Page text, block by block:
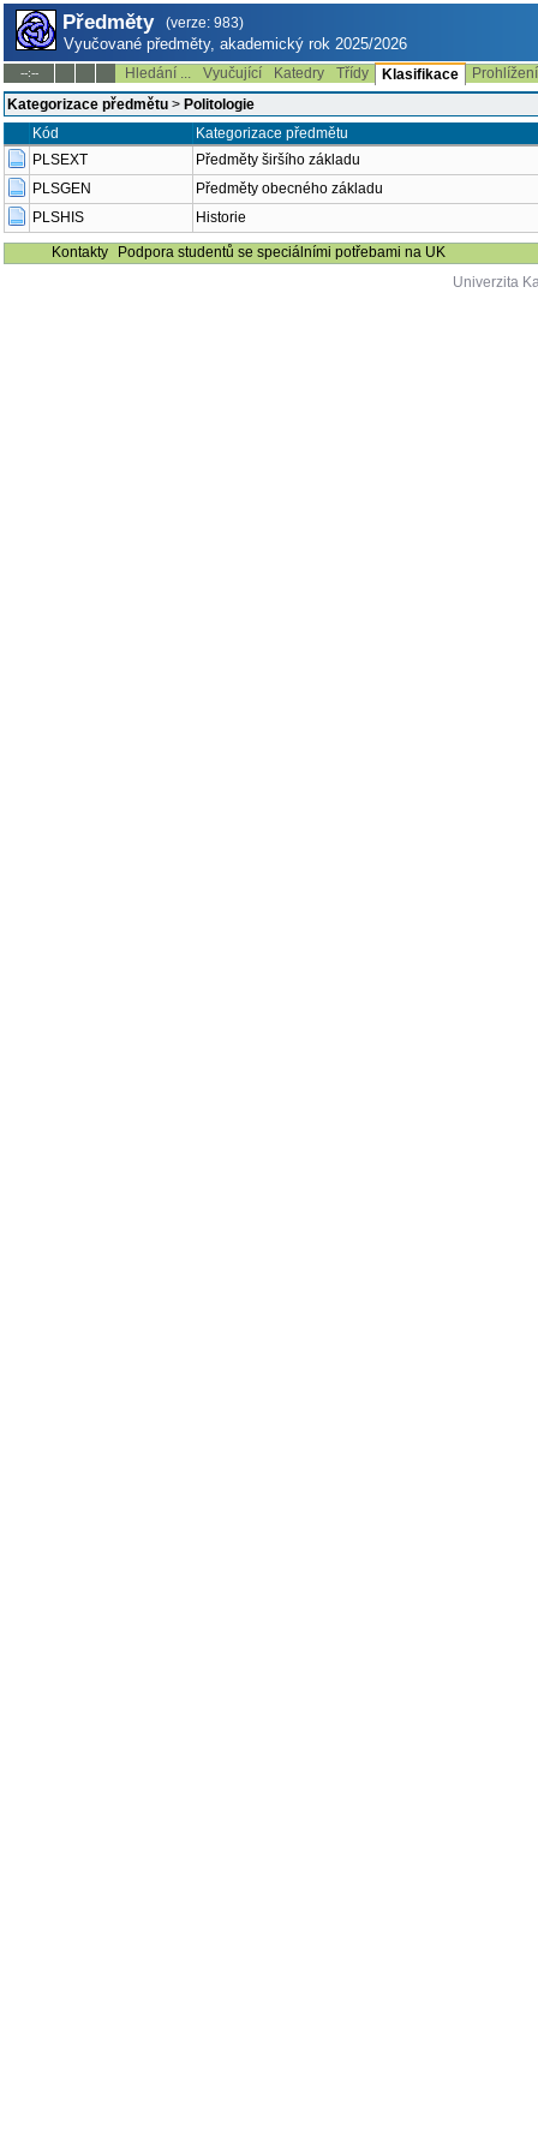
Předměty (verze: 983)
Vyučované předměty, akademický rok 2025/2026
--:-- Hledání ... Vyučující Katedry Třídy Klasifikace
Kategorizace předmětu > Politologie
Kód
Kategorizace předmětu
PLSEXT
Předměty širšího základu
PLSGEN
Předměty obecného základu
PLSHIS
Historie
Kontakty
Podpora studentů se speciálními potřebami na UK
Univerzita